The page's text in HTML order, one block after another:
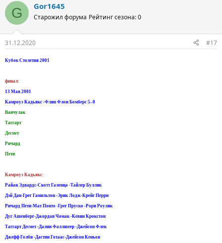
G Gor1645
Старожил форума Рейтинг сезона: 0
31.12.2020 #17
Кубок Столетия 2001
финал:
13 Мая 2001
Камроуз Кадьякс -Флин Флон Бомберс 5–0
Ванчулак
Таггарт
Десмет
Ричард
Пети
Камроуз Кадьякс:
Райан Эдвардс-Скотт Галенца -Тайлер Буллик
Дэй Дан-Грег Гамильтон -Эрик Лодж-Крейг Перри
Ричард Пети-Мат Понто -Грег Пруско -Рори Роулик
Дуг Ашенберг-Джордан Чомак -Кевин Крокстон
Таггарт Десмет -Далин Фаллшеер -Джейсон Флек
Джефф Голби -Дастин Готаас-Джейсон Кеньон